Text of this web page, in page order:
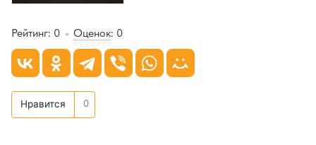
Рейтинг: 0 Оценок: 0
Нравится 0